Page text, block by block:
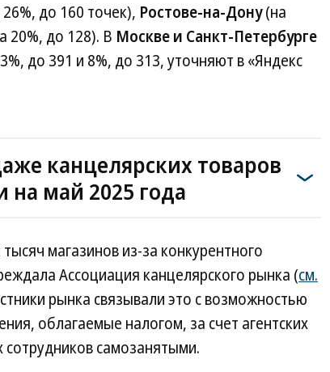
до 160 точек), Ростове-на-Дону(на
20%, до 128). В Москве и Санкт-Петербурге
до 391 и 8%, до 313, уточняют в «Яндекс
канцелярских товаров
на май 2025 года
магазинов из-за конкурентного
Ассоциация канцелярского рынка (см.
рынка связывали это с возможностью
облагаемые налогом, за счет агентских
самозанятыми.